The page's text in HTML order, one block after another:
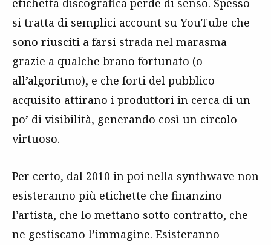
si tratta di semplici account su YouTube che
sono riusciti a farsi strada nel marasma
grazie a qualche brano fortunato (o
all’algoritmo), e che forti del pubblico
acquisito attirano i produttori in cerca di un
po’ di visibilità, generando così un circolo
virtuoso.
Per certo, dal 2010 in poi nella synthwave non
esisteranno più etichette che finanzino
l’artista, che lo mettano sotto contratto, che
ne gestiscano l’immagine. Esisteranno